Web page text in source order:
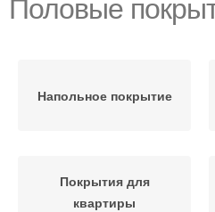
Половые
Напольное покрытие
Покрытия для
квартиры